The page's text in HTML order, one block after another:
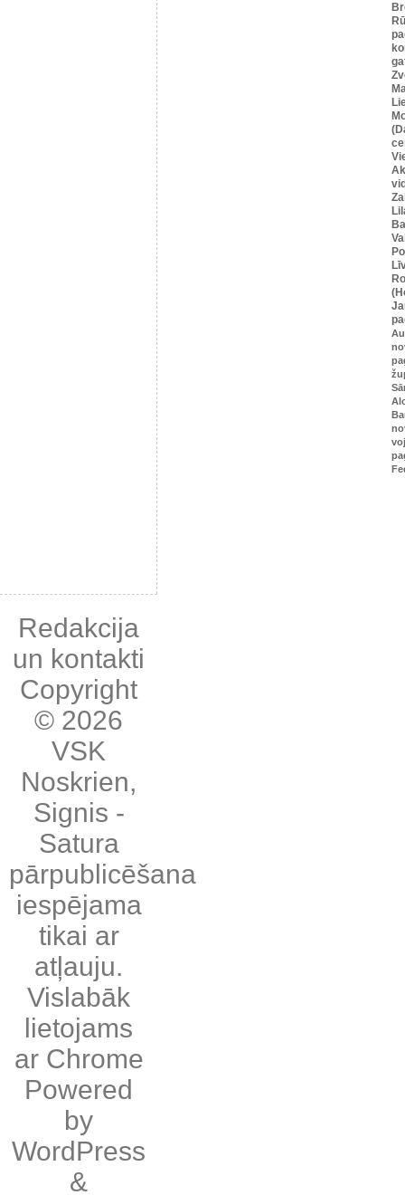
Redakcija
un kontakti
Copyright
© 2026
VSK
Noskrien,
Signis -
Satura
pārpublicēšana
iespējama
tikai ar
atļauju.
Vislabāk
lietojams
ar Chrome
Powered
by
WordPress
&